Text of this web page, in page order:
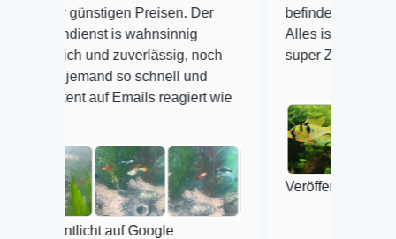
Preisen. Der
is wahnsinnig
zuverlässig, noch
so schnell und
auf Emails reagiert wie
auf Google
befinden der Fische
Alles ist quick lebendig und im
super Zustand. Gerne wieder
Veröffentlicht auf Google